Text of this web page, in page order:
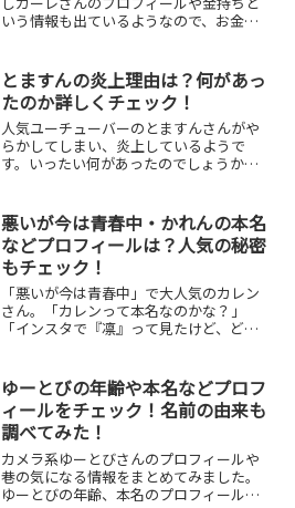
いう情報も出ているようなので、お金事
ルは？本名やニックネームの由来うしガ
ーレさんの本名については...
とますんの炎上理由は？何があっ
たのか詳しくチェック！
人気ユーチューバーのとますんさんがや
らかしてしまい、炎上しているようで
す。いったい何があったのでしょうか？
ックな日常をテーマにした動画を配信す
る人気YouTuberで、...
悪いが今は青春中・かれんの本名
などプロフィールは？人気の秘密
もチェック！
「悪いが今は青春中」で大人気のカレン
さん。「カレンって本名なのかな？」
「インスタで『凛』って見たけど、どっ
「悪いが今は青春中」で高校生役を演じ
るカレンさんの本名に...
ゆーとびの年齢や本名などプロフ
ィールをチェック！名前の由来も
調べてみた！
カメラ系ゆーとびさんのプロフィールや
巷の気になる情報をまとめてみました。
ゆーとびの年齢、本名のプロフィールカ